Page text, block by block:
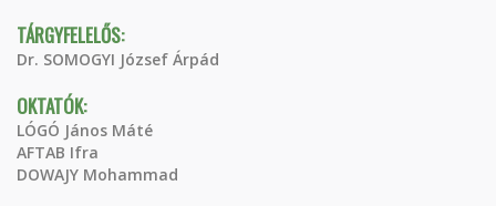
TÁRGYFELELŐS:
Dr. SOMOGYI József Árpád
OKTATÓK:
LÓGÓ János Máté
AFTAB Ifra
DOWAJY Mohammad